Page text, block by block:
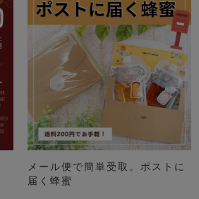
メール便で簡単受取。ポストに
届く蜂蜜